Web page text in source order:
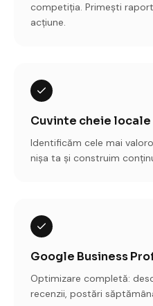
competiția. Primești
acțiune.
Cuvinte cheie locale
Identificăm cele mai
nișa ta și construim
Google Business
Optimizare completă:
recenzii, postări